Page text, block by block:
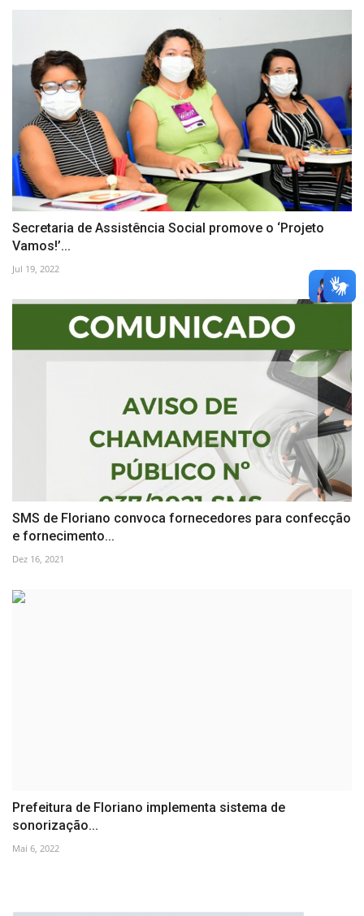
Secretaria de Assistência Social promove o ‘Projeto
Vamos!’...
Jul 19, 2022
SMS de Floriano convoca fornecedores para confecção
e fornecimento...
Dez 16, 2021
Prefeitura de Floriano implementa sistema de
sonorização...
Mai 6, 2022